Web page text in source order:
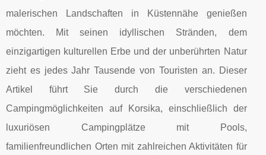
malerischen Landschaften in Küstennähe genießen
möchten. Mit seinen idyllischen Stränden, dem
einzigartigen kulturellen Erbe und der unberührten Natur
zieht es jedes Jahr Tausende von Touristen an. Dieser
Artikel führt Sie durch die verschiedenen
Campingmöglichkeiten auf Korsika, einschließlich der
luxuriösen Campingplätze mit Pools,
familienfreundlichen Orten mit zahlreichen Aktivitäten für